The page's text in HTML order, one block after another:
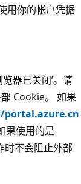
用你的帐户凭据
器已关闭’。 请
Cookie。 如果
果使用的是
不会阻止外部